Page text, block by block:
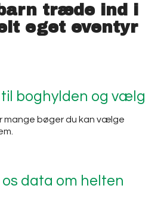
træde ind i
eget eventyr
til boghylden og vælg
mange bøger du kan vælge
os data om helten